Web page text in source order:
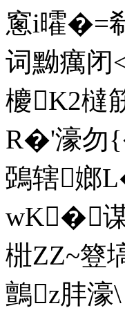
窻i曤�=
词黝癘闭
櫦K2橽
R�'濠勿
鵶辖嫏
wK�
梉ZZ~簦
鸇z肨濠